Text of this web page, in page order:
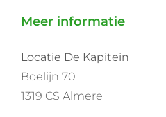
Meer informatie
Locatie De Kapitein
Boelijn 70
1319 CS Almere